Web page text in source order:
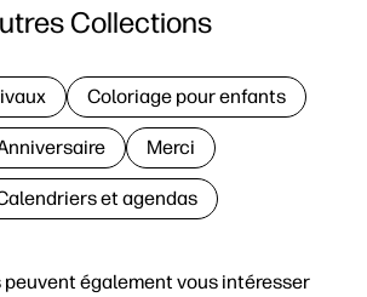
peuvent également vous intéresser
Collections
Coloriage pour enfants
Merci
et agendas